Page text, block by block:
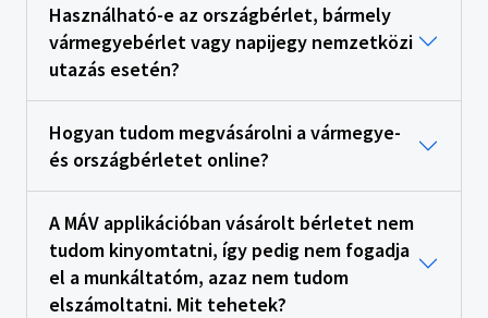
Használható-e az országbérlet, bármely
vármegyebérlet vagy napijegy nemzetközi
utazás esetén?
Hogyan tudom megvásárolni a vármegye-
és országbérletet online?
A MÁV applikációban vásárolt bérletet nem
tudom kinyomtatni, így pedig nem fogadja
el a munkáltatóm, azaz nem tudom
elszámoltatni. Mit tehetek?